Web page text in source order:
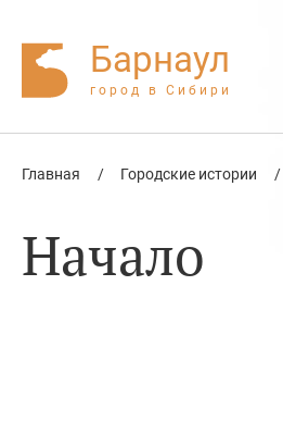
Барнаул
город в Сибири
Главная / Городские истории /
Начало